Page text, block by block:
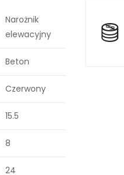
Narożnik
elewacyjny
Beton
Czerwony
15.5
8
24